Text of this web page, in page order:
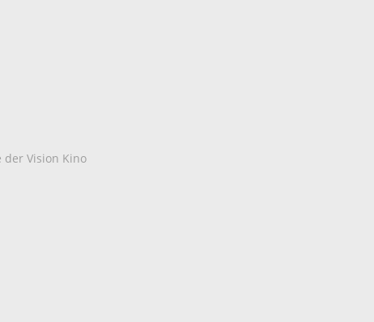
der Vision Kino